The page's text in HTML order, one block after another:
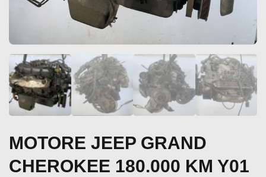
MOTORE JEEP GRAND
CHEROKEE 180.000 KM Y01